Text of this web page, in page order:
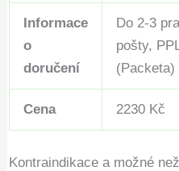
Informace
o
doručení
Do 2-3
pošty,
(Packeta)
Cena 2230 Kč
Kontraindikace a možné